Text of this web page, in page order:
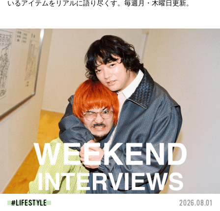
いるアイテムをリアルに語り尽くす。毎週月・木曜日更新。
LIFESTYLE 2026.08.01